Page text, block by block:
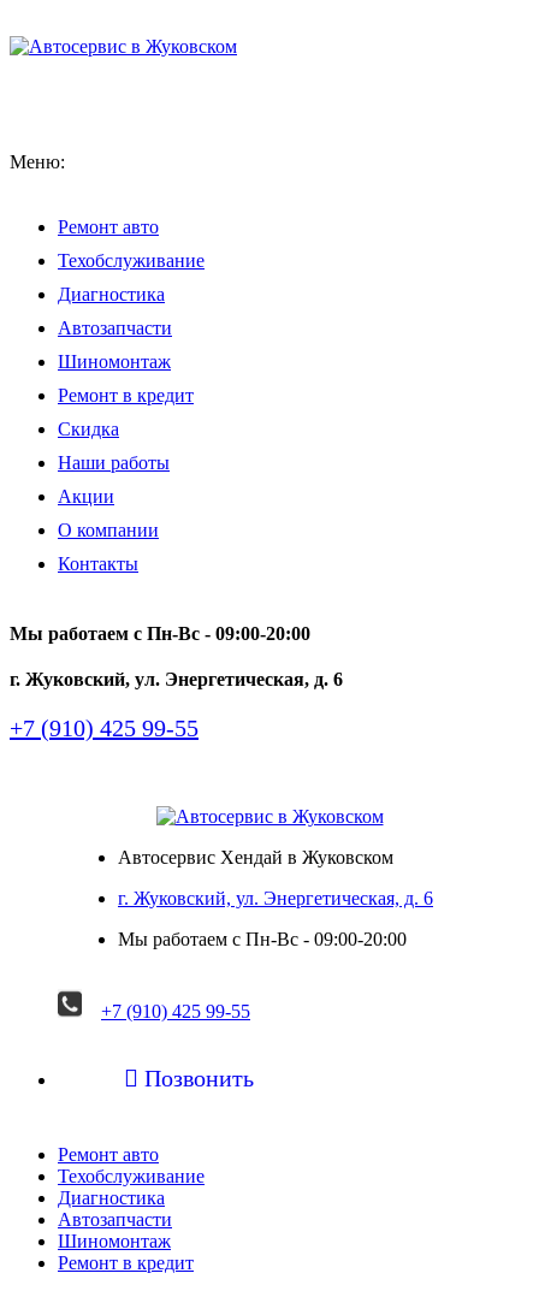
Меню:
Ремонт авто
Техобслуживание
Диагностика
Автозапчасти
Шиномонтаж
Ремонт в кредит
Скидка
Наши работы
Акции
О компании
Контакты
Мы работаем с Пн-Вc - 09:00-20:00
г. Жуковский, ул. Энергетическая, д. 6
+7 (910) 425 99-55
Автосервис Хендай в Жуковском
г. Жуковский, ул. Энергетическая, д. 6
Мы работаем с Пн-Вc - 09:00-20:00
+7 (910) 425 99-55
 Позвонить
Ремонт авто
Техобслуживание
Диагностика
Автозапчасти
Шиномонтаж
Ремонт в кредит